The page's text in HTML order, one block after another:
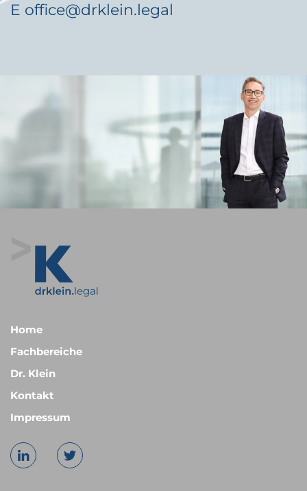
E office@drklein.legal
Home
Fachbereiche
Dr. Klein
Kontakt
Impressum